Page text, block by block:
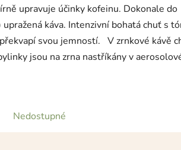
upravuje účinky kofeinu. Dokonale do
káva. Intenzivní bohatá chuť s
svou jemností. V zrnkové kávě
jsou na zrna nastříkány v
Nedostupné